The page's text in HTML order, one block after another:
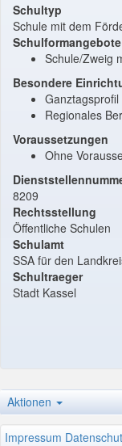
Schultyp
Schule mit dem
Schulformangebote
Schule/Zweig
Besondere
Ganztagsprofil
Regionales
Voraussetzungen
Ohne
8209
Rechtsstellung
Öffentliche Schulen
Schulamt
SSA für den
Schultraeger
Stadt Kassel
Aktionen
Impressum